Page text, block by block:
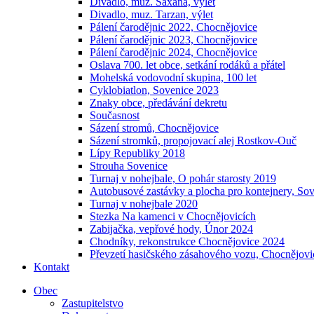
Divadlo, muz. Tarzan, výlet
Pálení čarodějnic 2022, Chocnějovice
Pálení čarodějnic 2023, Chocnějovice
Pálení čarodějnic 2024, Chocnějovice
Oslava 700. let obce, setkání rodáků a přátel
Mohelská vodovodní skupina, 100 let
Cyklobiatlon, Sovenice 2023
Znaky obce, předávání dekretu
Současnost
Sázení stromů, Chocnějovice
Sázení stromků, propojovací alej Rostkov-Ouč
Lípy Republiky 2018
Strouha Sovenice
Turnaj v nohejbale, O pohár starosty 2019
Autobusové zastávky a plocha pro kontejnery,
Turnaj v nohejbale 2020
Stezka Na kamenci v Chocnějovicích
Zabijačka, vepřové hody, Únor 2024
Chodníky, rekonstrukce Chocnějovice 2024
Převzetí hasičského zásahového vozu,
Kontakt
Obec
Zastupitelstvo